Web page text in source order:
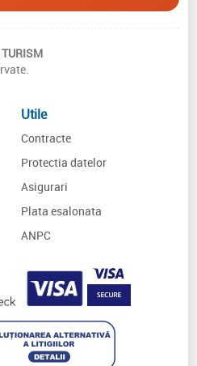
Utile
Contracte
Protectia datelor
Asigurari
Plata esalonata
ANPC